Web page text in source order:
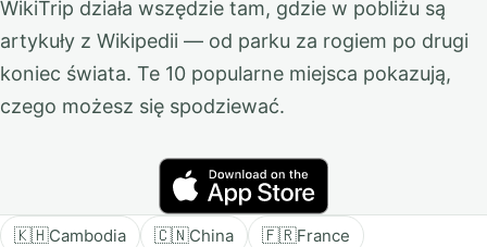
WikiTrip działa wszędzie tam, gdzie w pobliżu są
artykuły z Wikipedii — od parku za rogiem po drugi
koniec świata. Te 10 popularne miejsca pokazują,
czego możesz się spodziewać.
🇰🇭Cambodia 🇨🇳China 🇫🇷France